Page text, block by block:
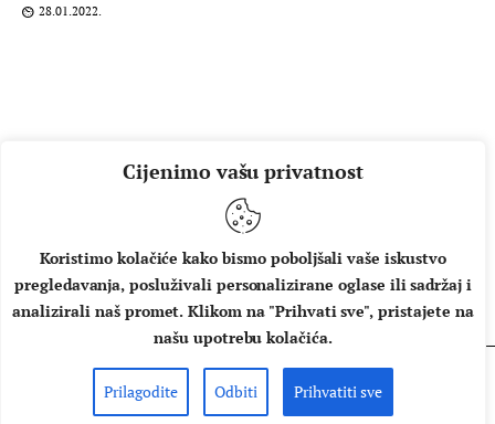
Cijenimo vašu privatnost
Koristimo kolačiće kako bismo poboljšali vaše iskustvo
pregledavanja, posluživali personalizirane oglase ili sadržaj i
analizirali naš promet. Klikom na "Prihvati sve", pristajete na
našu upotrebu kolačića.
Prilagodite Odbiti Prihvatiti sve
28.01.2022.
O NAMA IMPRESSUM UVJETI KORIŠTENJA
Copyright © 2026 Music Box - All rights reserved.